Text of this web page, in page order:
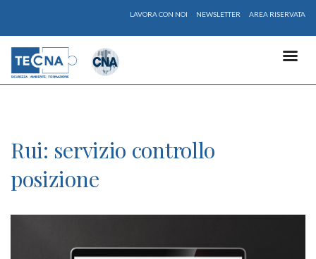
LAVORA CON NOI NEWSLETTER AREA RISERVATA
Rui: servizio controllo
posizione